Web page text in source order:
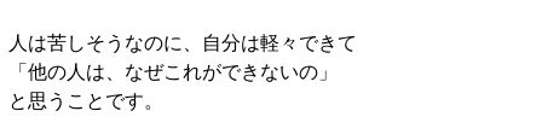
人は苦しそうなのに、自分は軽々できて
「他の人は、なぜこれができないの」
と思うことです。